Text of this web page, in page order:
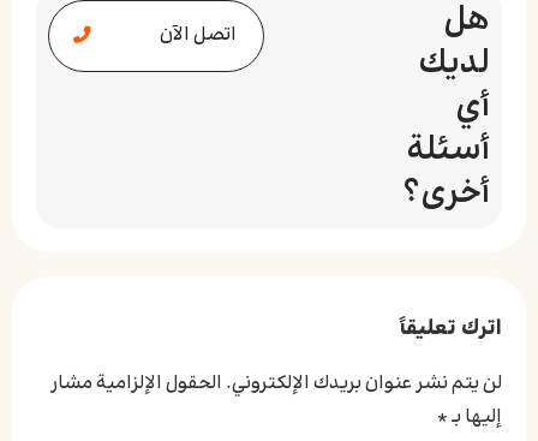
اتصل الآن
هل
لديك
أي
أسئلة
أخرى؟
اترك تعليقاً
لن يتم نشر عنوان بريدك الإلكتروني. الحقول الإلزامية مشار
إليها بـ*